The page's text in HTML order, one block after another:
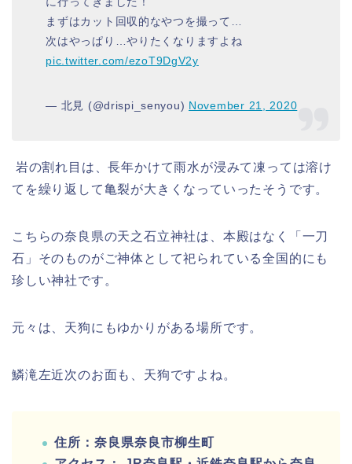
まずはカット回収的なやつを撮って…
次はやっぱり…やりたくなりますよね
pic.twitter.com/ezoT9DgV2y
— 北見 (@drispi_senyou) November 21, 2020
岩の割れ目は、長年かけて雨水が浸みて凍っては溶け
てを繰り返して亀裂が大きくなっていったそうです。
こちらの奈良県の天之石立神社は、本殿はなく「一刀
石」そのものがご神体として祀られている全国的にも
珍しい神社です。
元々は、天狗にもゆかりがある場所です。
鱗滝左近次のお面も、天狗ですよね。
住所：奈良県奈良市柳生町